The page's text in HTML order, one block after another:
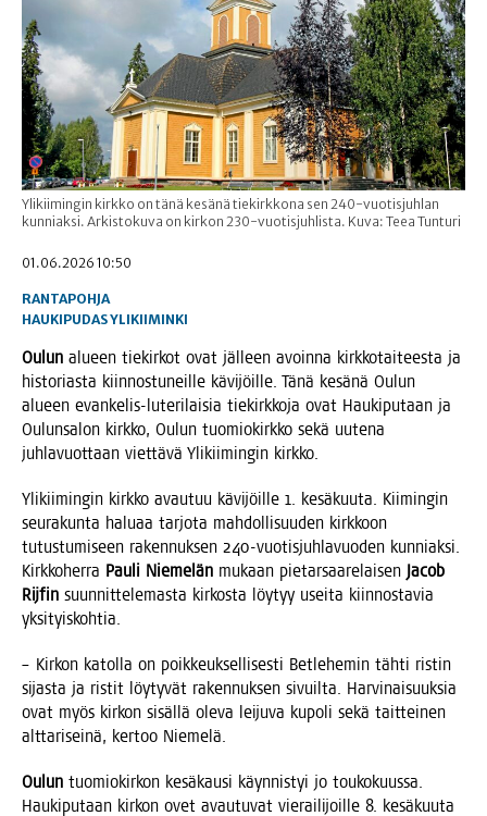
Ylikiimingin kirkko on tänä kesänä tiekirkkona sen 240-vuotisjuhlan
kunniaksi. Arkistokuva on kirkon 230-vuotisjuhlista. Kuva: Teea Tunturi
01.06.2026 10:50
RANTAPOHJA
HAUKIPUDASYLIKIIMINKI
Oulun alu­een tie­kir­kot ovat jäl­leen avoin­na kirk­ko­tai­tees­ta ja
his­to­rias­ta kiin­nos­tu­neil­le kävi­jöil­le. Tänä kesä­nä Oulun
alu­een evan­ke­lis-lute­ri­lai­sia tie­kirk­ko­ja ovat Hau­ki­pu­taan ja
Oulun­sa­lon kirk­ko, Oulun tuo­mio­kirk­ko sekä uute­na
juh­la­vuot­taan viet­tä­vä Yli­kii­min­gin kirkko.
Yli­kii­min­gin kirk­ko avau­tuu kävi­jöil­le 1. kesä­kuu­ta. Kii­min­gin
seu­ra­kun­ta halu­aa tar­jo­ta mah­dol­li­suu­den kirk­koon
tutus­tu­mi­seen raken­nuk­sen 240-vuo­tis­juh­la­vuo­den kun­niak­si.
Kirk­ko­her­ra Pau­li Nie­me­län mukaan pie­tar­saa­re­lai­sen Jacob
Rij­fin suun­nit­te­le­mas­ta kir­kos­ta löy­tyy usei­ta kiin­nos­ta­via
yksityiskohtia.
– Kir­kon katol­la on poik­keuk­sel­li­ses­ti Bet­le­he­min täh­ti ris­tin
sijas­ta ja ris­tit löy­ty­vät raken­nuk­sen sivuil­ta. Har­vi­nai­suuk­sia
ovat myös kir­kon sisäl­lä ole­va lei­ju­va kupo­li sekä tait­tei­nen
alt­ta­ri­sei­nä, ker­too Niemelä.
Oulun tuo­mio­kir­kon kesä­kausi käyn­nis­tyi jo tou­ko­kuus­sa.
Hau­ki­pu­taan kir­kon ovet avau­tu­vat vie­rai­li­joil­le 8. kesä­kuu­ta